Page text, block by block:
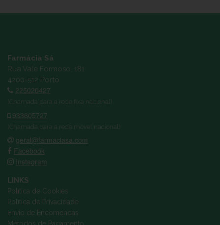
Farmácia Sá
Rua Vale Formoso, 181
4200-512 Porto
225020427
(Chamada para a rede fixa nacional)
933605727
(Chamada para a rede móvel nacional)
geral@farmaciasa.com
Facebook
Instagram
LINKS
Política de Cookies
Política de Privacidade
Envio de Encomendas